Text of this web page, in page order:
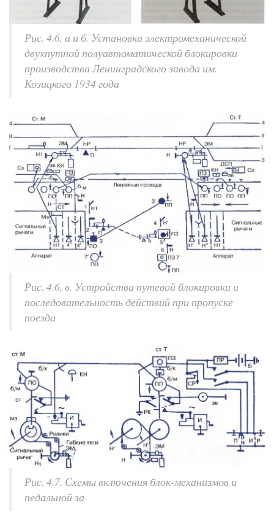
Рис. 4.6, а и б. Установка электромеханической
двухпутной полуавтоматической блокировки
производства Ленинградского завода им.
Козицкого 1934 года
Рис. 4.6, в. Устройства путевой блокировки и
последовательность действий при пропуске
поезда
Рис. 4.7. Схемы включения блок-механизмов и
педальной за-